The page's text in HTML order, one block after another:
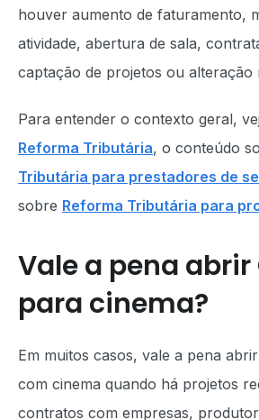
houver aumento de faturamento,
atividade, abertura de sala,
captação de projetos ou alteração
Para entender o contexto geral,
Reforma Tributária, o conteúdo
Tributária para prestadores de
sobre Reforma Tributária para
Vale a pena abrir
para cinema?
Em muitos casos, vale a pena
com cinema quando há projetos
contratos com empresas,